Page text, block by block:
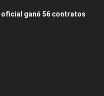
oficial ganó 56 contratos